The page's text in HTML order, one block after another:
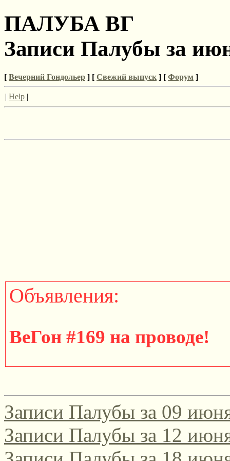
ПАЛУБА ВГ
Записи Палубы за
[ Вечерний Гондольер ] [ Свежий выпуск ] [ Форум ]
| Help |
Объявления:
ВеГон #169 на проводе!
Записи Палубы за 09
Записи Палубы за 12